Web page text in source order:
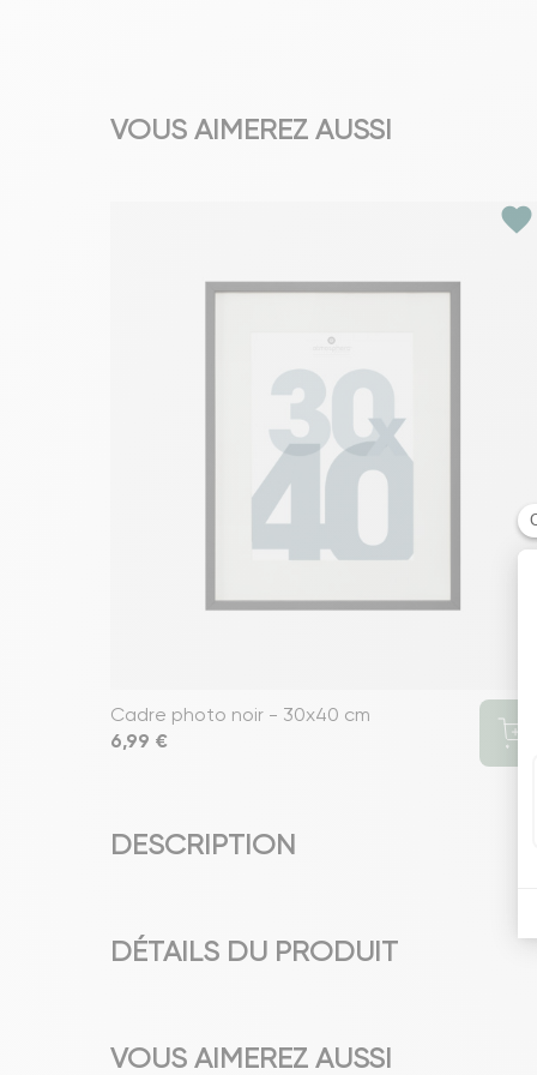
VOUS AIMEREZ AUSSI
favorite
Cadre photo noir - 30x40 cm
Prix
6,99 €
DESCRIPTION
DÉTAILS DU PRODUIT
VOUS AIMEREZ AUSSI